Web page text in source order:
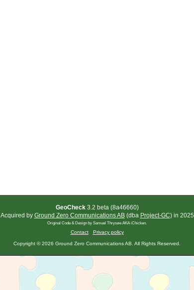
GeoCheck3.2 beta (8a46660)
Acquired by Ground Zero Communications AB(dba Project-GC)in 2025
Original Code & Design by Samuel Thrysøe AKA iChicken.
Contact Privacy policy
Copyright © 2026 Ground Zero Communications AB. All Rights Reserved.